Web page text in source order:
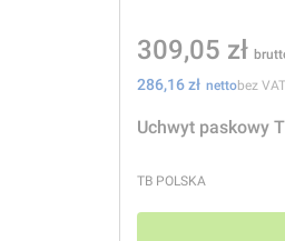
Uchwyt paskowy
PRODUCENT
TB POLSKA
Cena
309,05 zł
Cena
286,16 zł bez VAT